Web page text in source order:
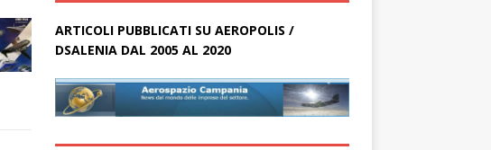
ARTICOLI PUBBLICATI SU AEROPOLIS /
DSALENIA DAL 2005 AL 2020